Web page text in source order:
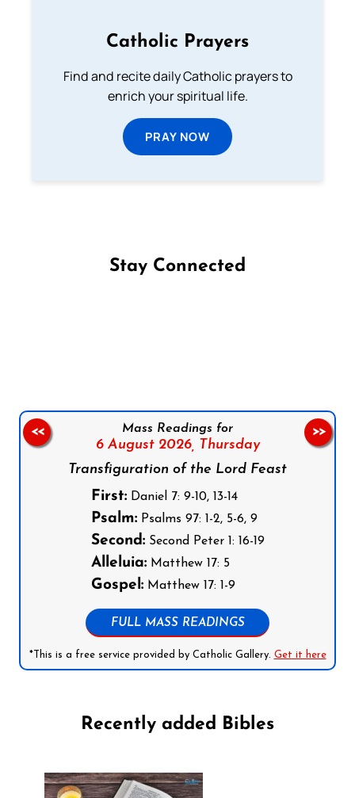
Catholic Prayers
Find and recite daily Catholic prayers to
enrich your spiritual life.
PRAY NOW
Stay Connected
Mass Readings for
6 August 2026, Thursday
Transfiguration of the Lord Feast
First:Daniel 7: 9-10, 13-14
Psalm:Psalms 97: 1-2, 5-6, 9
Second:Second Peter 1: 16-19
Alleluia:Matthew 17: 5
Gospel:Matthew 17: 1-9
FULL MASS READINGS
*This is a free service provided by Catholic Gallery. Get it here
<< >>
Recently added Bibles